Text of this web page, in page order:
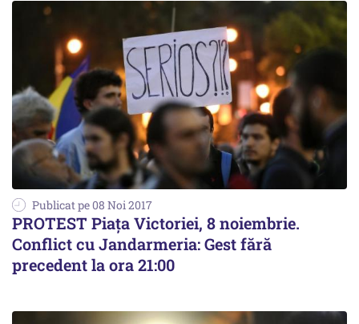
Publicat pe 08 Noi 2017
PROTEST Piața Victoriei, 8 noiembrie.
Conflict cu Jandarmeria: Gest fără
precedent la ora 21:00